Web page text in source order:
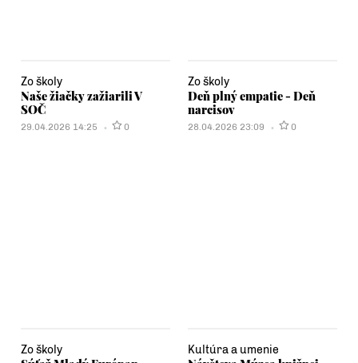
Zo školy
Naše žiačky zažiarili V
SOČ
29.04.2026 14:25 0
Zo školy
Deň plný empatie - Deň
narcisov
28.04.2026 23:09 0
Zo školy Kultúra a umenie